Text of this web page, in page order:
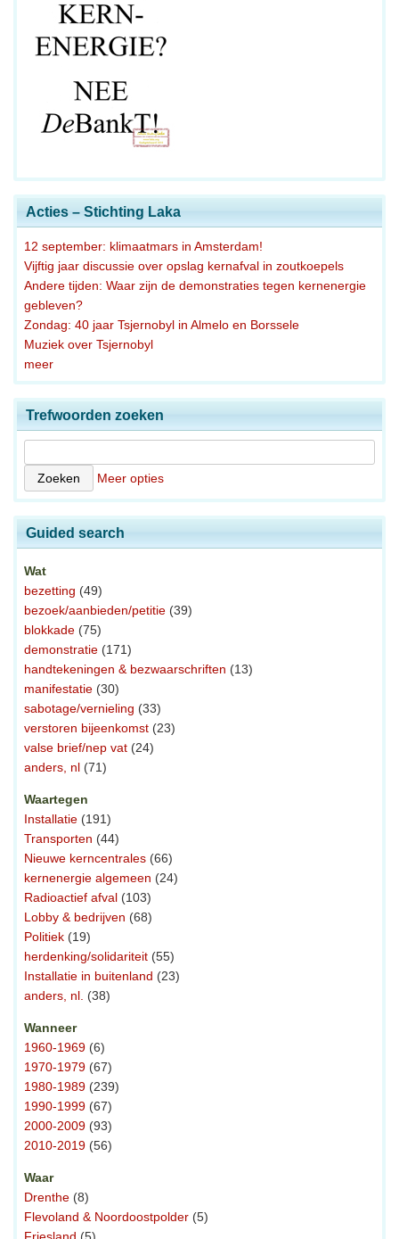
Acties – Stichting Laka
12 september: klimaatmars in Amsterdam!
Vijftig jaar discussie over opslag kernafval in zoutkoepels
Andere tijden: Waar zijn de demonstraties tegen kernenergie
gebleven?
Zondag: 40 jaar Tsjernobyl in Almelo en Borssele
Muziek over Tsjernobyl
meer
Trefwoorden zoeken
Meer opties
Guided search
Wat
bezetting (49)
bezoek/aanbieden/petitie (39)
blokkade (75)
demonstratie (171)
handtekeningen & bezwaarschriften (13)
manifestatie (30)
sabotage/vernieling (33)
verstoren bijeenkomst (23)
valse brief/nep vat (24)
anders, nl (71)
Waartegen
Installatie (191)
Transporten (44)
Nieuwe kerncentrales (66)
kernenergie algemeen (24)
Radioactief afval (103)
Lobby & bedrijven (68)
Politiek (19)
herdenking/solidariteit (55)
Installatie in buitenland (23)
anders, nl. (38)
Wanneer
1960-1969 (6)
1970-1979 (67)
1980-1989 (239)
1990-1999 (67)
2000-2009 (93)
2010-2019 (56)
Waar
Drenthe (8)
Flevoland & Noordoostpolder (5)
Friesland (5)